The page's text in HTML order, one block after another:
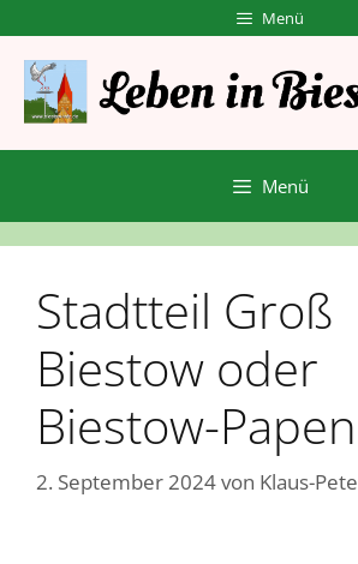
Inhalt
springen
Menü
Menü
Stadtteil Groß
Biestow oder
Biestow-
2. September 2024von Klaus-